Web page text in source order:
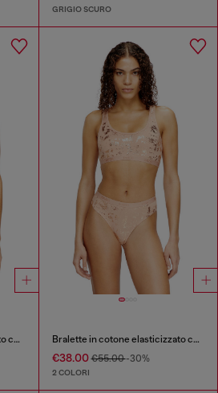
GRIGIO SCURO
Bralette in cotone elasticizzato con stampa metallica Bralette in cotone elasticizzato con stampa metallica
€38.00€55.00-30%
2 COLORI